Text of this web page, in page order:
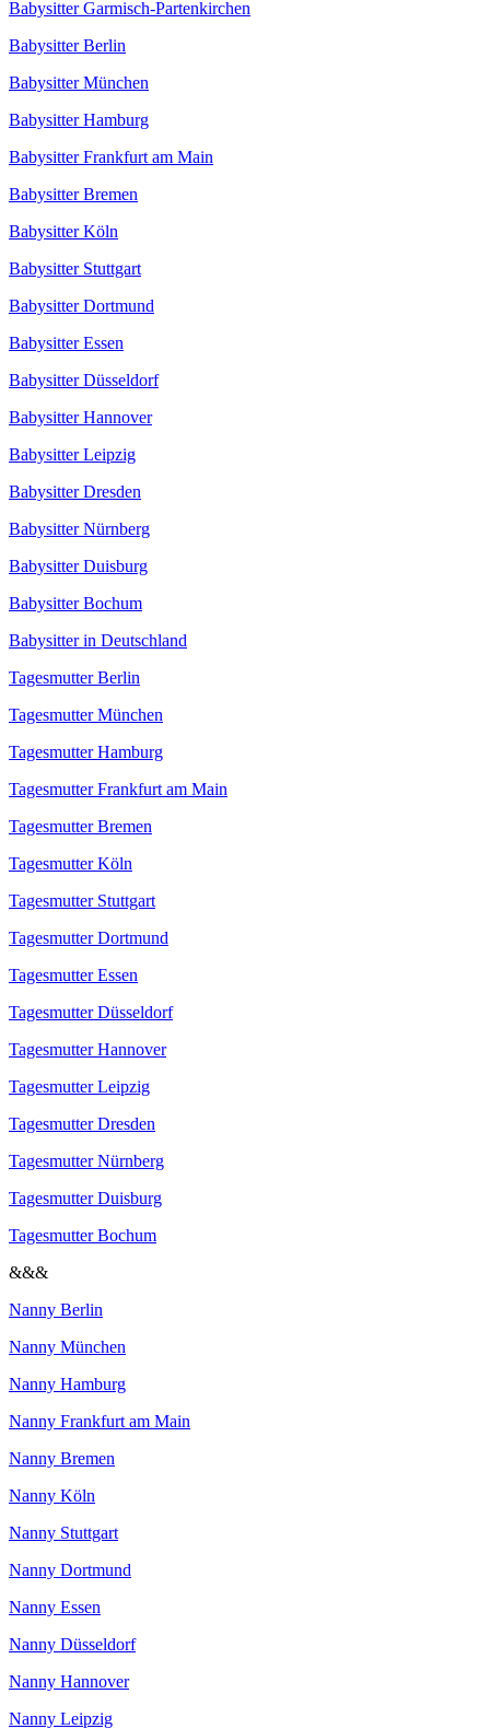
Babysitter Garmisch-Partenkirchen
Babysitter Berlin
Babysitter München
Babysitter Hamburg
Babysitter Frankfurt am Main
Babysitter Bremen
Babysitter Köln
Babysitter Stuttgart
Babysitter Dortmund
Babysitter Essen
Babysitter Düsseldorf
Babysitter Hannover
Babysitter Leipzig
Babysitter Dresden
Babysitter Nürnberg
Babysitter Duisburg
Babysitter Bochum
Babysitter in Deutschland
Tagesmutter Berlin
Tagesmutter München
Tagesmutter Hamburg
Tagesmutter Frankfurt am Main
Tagesmutter Bremen
Tagesmutter Köln
Tagesmutter Stuttgart
Tagesmutter Dortmund
Tagesmutter Essen
Tagesmutter Düsseldorf
Tagesmutter Hannover
Tagesmutter Leipzig
Tagesmutter Dresden
Tagesmutter Nürnberg
Tagesmutter Duisburg
Tagesmutter Bochum
&&&
Nanny Berlin
Nanny München
Nanny Hamburg
Nanny Frankfurt am Main
Nanny Bremen
Nanny Köln
Nanny Stuttgart
Nanny Dortmund
Nanny Essen
Nanny Düsseldorf
Nanny Hannover
Nanny Leipzig